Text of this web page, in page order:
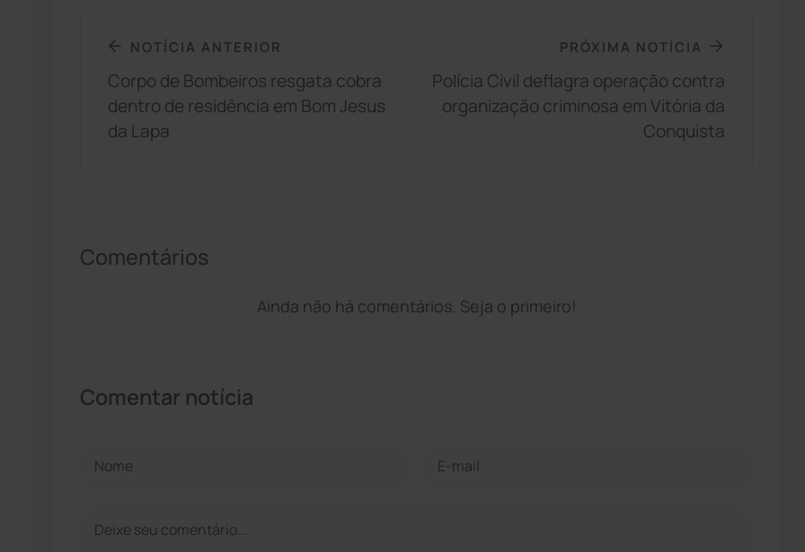
NOTÍCIA ANTERIOR
Corpo de Bombeiros resgata cobra
dentro de residência em Bom Jesus
da Lapa
PRÓXIMA NOTÍCIA
Polícia Civil deflagra operação contra
organização criminosa em Vitória da
Conquista
Comentários
Ainda não há comentários. Seja o primeiro!
Comentar notícia